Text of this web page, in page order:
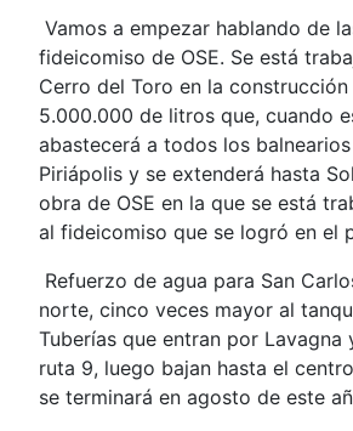
Vamos a empezar hablando de
fideicomiso de OSE. Se está
Cerro del Toro en la
5.000.000 de litros que, cuando
abastecerá a todos los
Piriápolis y se extenderá hasta
obra de OSE en la que se está
al fideicomiso que se logró en el
Refuerzo de agua para San
norte, cinco veces mayor al
Tuberías que entran por Lavagna
ruta 9, luego bajan hasta el
se terminará en agosto de este